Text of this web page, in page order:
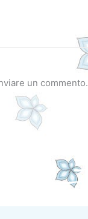
un commento.